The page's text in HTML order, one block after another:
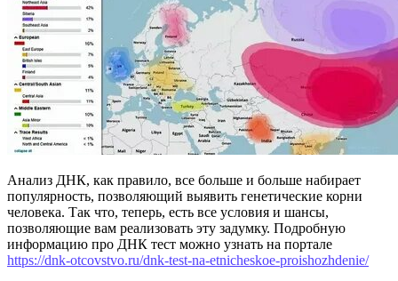
Анализ ДНК, как правило, все больше и больше набирает
популярность, позволяющий выявить генетические корни
человека. Так что, теперь, есть все условия и шансы,
позволяющие вам реализовать эту задумку. Подробную
информацию про ДНК тест можно узнать на портале
https://dnk-otcovstvo.ru/dnk-test-na-etnicheskoe-proishozhdenie/